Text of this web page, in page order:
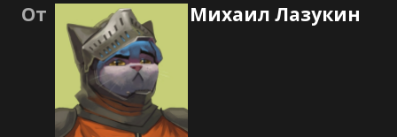
От Михаил Лазукин